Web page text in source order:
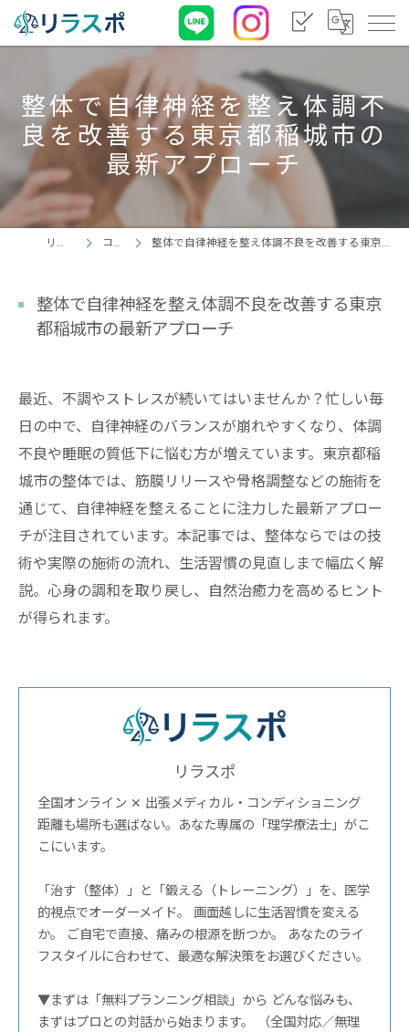
整体で自律神経を整え体調不
良を改善する東京都稲城市の
最新アプローチ
リラスポ コラム 整体で自律神経を整え体調不良を改善する東京都稲城市の最新アプローチ
整体で自律神経を整え体調不良を改善する東京
都稲城市の最新アプローチ
最近、不調やストレスが続いてはいませんか？忙しい毎
日の中で、自律神経のバランスが崩れやすくなり、体調
不良や睡眠の質低下に悩む方が増えています。東京都稲
城市の整体では、筋膜リリースや骨格調整などの施術を
通じて、自律神経を整えることに注力した最新アプロー
チが注目されています。本記事では、整体ならではの技
術や実際の施術の流れ、生活習慣の見直しまで幅広く解
説。心身の調和を取り戻し、自然治癒力を高めるヒント
が得られます。
リラスポ
全国オンライン ✕ 出張メディカル・コンディショニング
距離も場所も選ばない。あなた専属の「理学療法士」がこ
こにいます。
「治す（整体）」と「鍛える（トレーニング）」を、医学
的視点でオーダーメイド。 画面越しに生活習慣を変える
か。 ご自宅で直接、痛みの根源を断つか。 あなたのライ
フスタイルに合わせて、最適な解決策をお選びください。
▼まずは「無料プランニング相談」から どんな悩みも、
まずはプロとの対話から始まります。 （全国対応／無理